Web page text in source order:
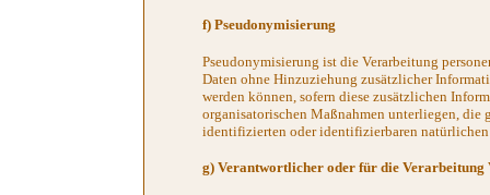
f) Pseudonymisierung
Pseudonymisierung ist die Verarbeitung
Daten ohne Hinzuziehung zusätzlicher
werden können, sofern diese zusätzlichen
organisatorischen Maßnahmen unterliegen, die
identifizierten oder identifizierbaren natürlichen
g) Verantwortlicher oder für die